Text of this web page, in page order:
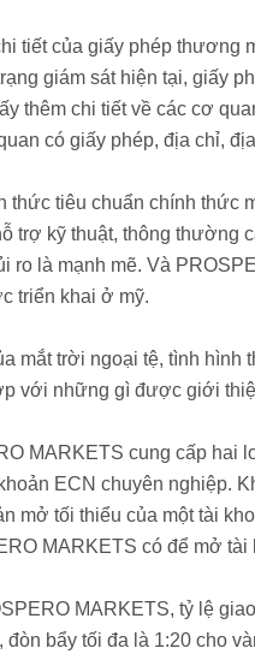
tiết của giấy phép thương
giám sát hiện tại, giấy
thêm chi tiết về các cơ
có giấy phép, địa chỉ,
thức tiêu chuẩn chính thức
trợ kỹ thuật, thông thường
ro là mạnh mẽ. Và
triển khai ở mỹ.
mắt trời ngoại tệ, tình hình
với những gì được giới
MARKETS cung cấp hai
ECN chuyên nghiệp.
mở tối thiểu của một tài
MARKETS có để mở tài
MARKETS, tỷ lệ
bẩy tối đa là 1:20 cho